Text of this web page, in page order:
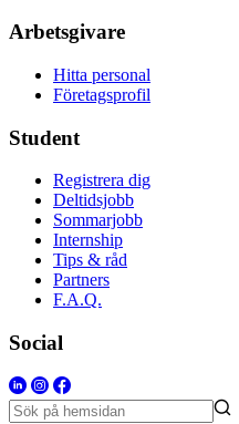
Arbetsgivare
Hitta personal
Företagsprofil
Student
Registrera dig
Deltidsjobb
Sommarjobb
Internship
Tips & råd
Partners
F.A.Q.
Social